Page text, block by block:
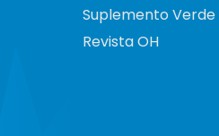
Suplemento Verde
Revista OH